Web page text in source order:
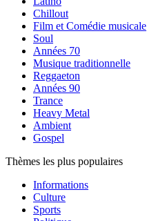
Chillout
Film et Comédie musicale
Soul
Années 70
Musique traditionnelle
Reggaeton
Années 90
Trance
Heavy Metal
Ambient
Gospel
Thèmes les plus populaires
Informations
Culture
Sports